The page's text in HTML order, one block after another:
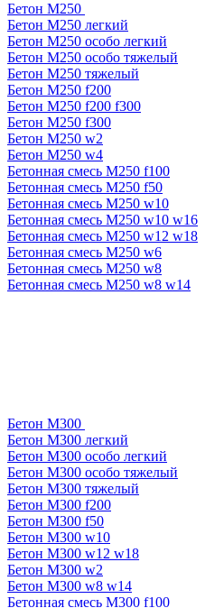
Бетон М250
Бетон М250 легкий
Бетон М250 особо легкий
Бетон М250 особо тяжелый
Бетон М250 тяжелый
Бетон М250 f200
Бетон М250 f200 f300
Бетон М250 f300
Бетон М250 w2
Бетон М250 w4
Бетонная смесь М250 f100
Бетонная смесь М250 f50
Бетонная смесь М250 w10
Бетонная смесь М250 w10 w16
Бетонная смесь М250 w12 w18
Бетонная смесь М250 w6
Бетонная смесь М250 w8
Бетонная смесь М250 w8 w14
Бетон М300
Бетон М300 легкий
Бетон М300 особо легкий
Бетон М300 особо тяжелый
Бетон М300 тяжелый
Бетон М300 f200
Бетон М300 f50
Бетон М300 w10
Бетон М300 w12 w18
Бетон М300 w2
Бетон М300 w8 w14
Бетонная смесь М300 f100